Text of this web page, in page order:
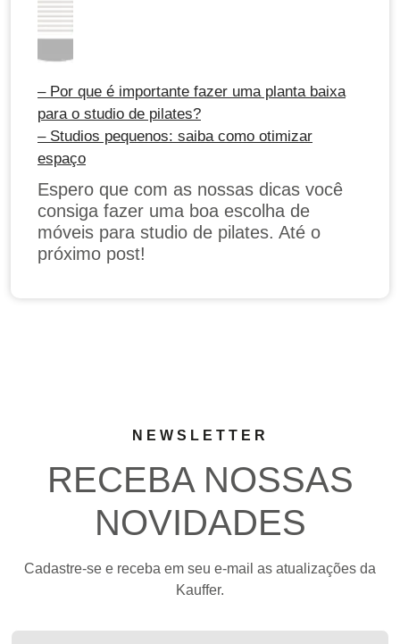
– Por que é importante fazer uma planta baixa
para o studio de pilates?
– Studios pequenos: saiba como otimizar
espaço
Espero que com as nossas dicas você
consiga fazer uma boa escolha de
móveis para studio de pilates. Até o
próximo post!
NEWSLETTER
RECEBA NOSSAS
NOVIDADES
Cadastre-se e receba em seu e-mail as atualizações da
Kauffer.